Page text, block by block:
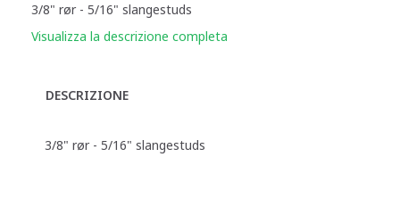
3/8" rør - 5/16" slangestuds
Visualizza la descrizione completa
DESCRIZIONE
3/8" rør - 5/16" slangestuds